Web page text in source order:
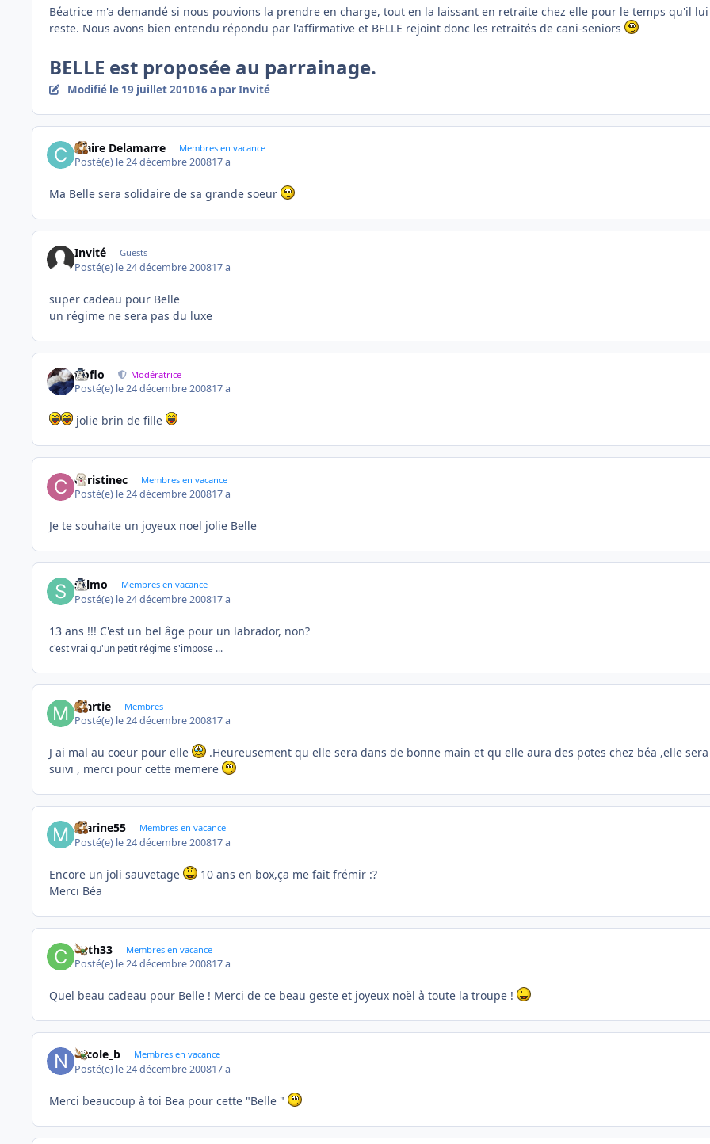
Béatrice m'a demandé si nous pouvions la prendre en charge, tout en la laissant en retraite chez elle pour le temps qu'il lui
reste. Nous avons bien entendu répondu par l'affirmative et BELLE rejoint donc les retraités de cani-seniors
BELLE est proposée au parrainage.
Modifié le 19 juillet 201016 a par Invité
Claire Delamarre Membres en vacance
Posté(e) le 24 décembre 200817 a
Ma Belle sera solidaire de sa grande soeur
Invité Guests
Posté(e) le 24 décembre 200817 a
super cadeau pour Belle
un régime ne sera pas du luxe
floflo Modératrice
Posté(e) le 24 décembre 200817 a
jolie brin de fille
christinec Membres en vacance
Posté(e) le 24 décembre 200817 a
Je te souhaite un joyeux noel jolie Belle
sylmo Membres en vacance
Posté(e) le 24 décembre 200817 a
13 ans !!! C'est un bel âge pour un labrador, non?
c'est vrai qu'un petit régime s'impose ...
martie Membres
Posté(e) le 24 décembre 200817 a
J ai mal au coeur pour elle
.Heureusement qu elle sera dans de bonne main et qu elle aura des potes chez béa ,elle
suivi , merci pour cette memere
marine55 Membres en vacance
Posté(e) le 24 décembre 200817 a
Encore un joli sauvetage
10 ans en box,ça me fait frémir :?
Merci Béa
Cath33 Membres en vacance
Posté(e) le 24 décembre 200817 a
Quel beau cadeau pour Belle ! Merci de ce beau geste et joyeux noël à toute la troupe !
Nicole_b Membres en vacance
Posté(e) le 24 décembre 200817 a
Merci beaucoup à toi Bea pour cette "Belle "